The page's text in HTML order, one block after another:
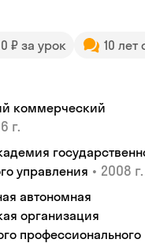
₽ за урок
10 лет
коммерческий
г.
управления • 2008 г.
автономная
организация
профессионального